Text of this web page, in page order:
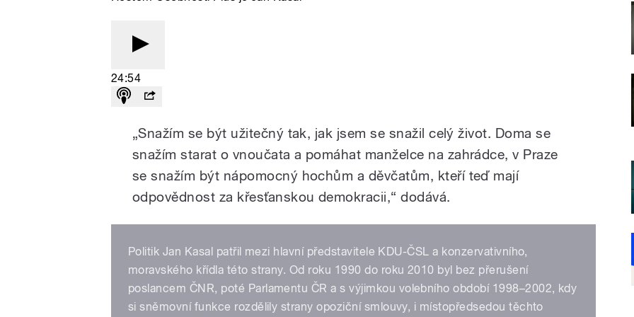
24:54
„Snažím se být užitečný tak, jak jsem se snažil celý život. Doma se
snažím starat o vnoučata a pomáhat manželce na zahrádce, v Praze
se snažím být nápomocný hochům a děvčatům, kteří teď mají
odpovědnost za křesťanskou demokracii,“ dodává.
Politik Jan Kasal patřil mezi hlavní představitele KDU-ČSL a konzervativního,
moravského křídla této strany. Od roku 1990 do roku 2010 byl bez přerušení
poslancem ČNR, poté Parlamentu ČR a s výjimkou volebního období 1998–2002, kdy
si sněmovní funkce rozdělily strany opoziční smlouvy, i místopředsedou těchto